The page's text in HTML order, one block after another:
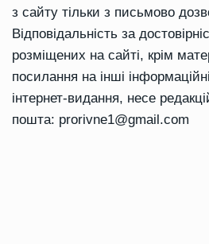
з сайту тільки з письмово
Відповідальність за
розміщених на сайті, крім
посилання на інші
інтернет-видання, несе
пошта: prorivne1@gmail.com